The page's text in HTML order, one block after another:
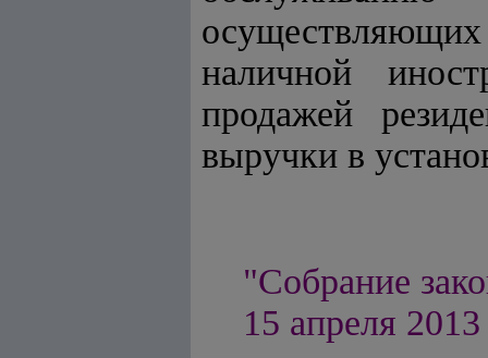
наличной
продажей
выручки в
"Собрание
15 апреля